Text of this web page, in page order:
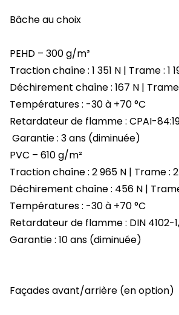
Bâche au choix
PEHD – 300 g/m²
Traction chaîne : 1 351 N | Trame : 1
Déchirement chaîne : 167 N | Trame
Températures : -30 à +70 °C
Retardateur de flamme : CPAI-
Garantie : 3 ans (diminuée)
PVC – 610 g/m²
Traction chaîne : 2 965 N | Trame :
Déchirement chaîne : 456 N |
Températures : -30 à +70 °C
Retardateur de flamme : DIN 4102-
Garantie : 10 ans (diminuée)
Façades avant/arrière (en option)